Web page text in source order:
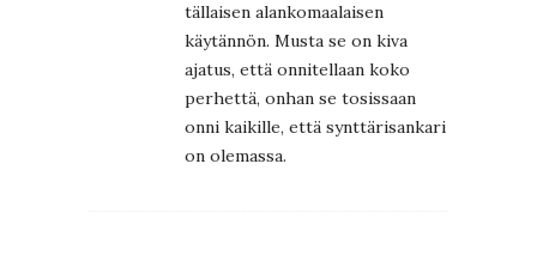
tällaisen alankomaalaisen
käytännön. Musta se on kiva
ajatus, että onnitellaan koko
perhettä, onhan se tosissaan
onni kaikille, että synttärisankari
on olemassa.